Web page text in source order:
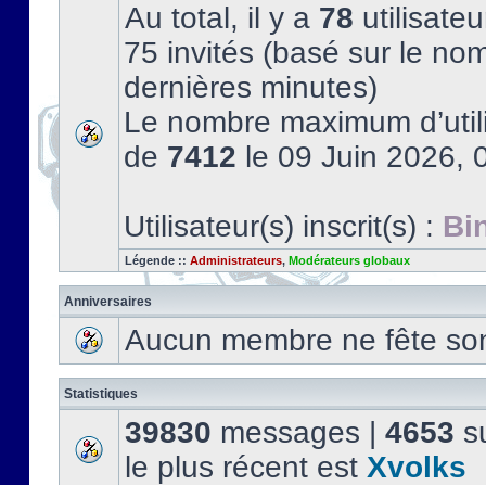
Au total, il y a 78
75 invités (basé sur le
dernières minutes)
Le nombre maximum
de 7412 le 09 Juin 2026,
Utilisateur(s) inscrit(s) :
Légende :: Administrateurs, Modérateurs globaux
Anniversaires
Aucun membre ne fête
Statistiques
39830 messages | 4653
le plus récent est Xvolks